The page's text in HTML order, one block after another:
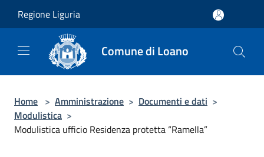
Regione Liguria
Comune di Loano
Home > Amministrazione > Documenti e dati >
Modulistica >
Modulistica ufficio Residenza protetta “Ramella”